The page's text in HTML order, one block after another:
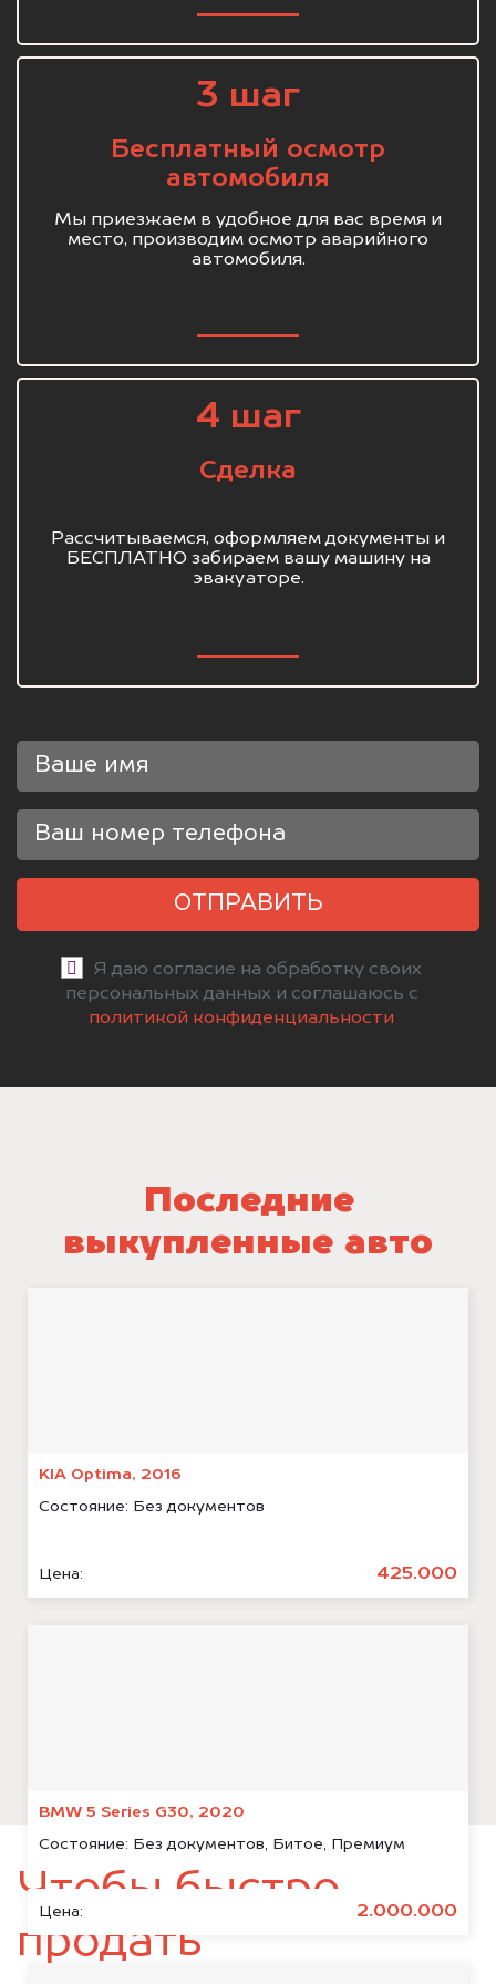
3 шаг
Бесплатный осмотр
автомобиля
Мы приезжаем в удобное для вас время и
место, производим осмотр аварийного
автомобиля.
4 шаг
Сделка
Рассчитываемся, оформляем документы и
БЕСПЛАТНО забираем вашу машину на
эвакуаторе.
ОТПРАВИТЬ
Я даю согласие на обработку своих
персональных данных и соглашаюсь с
политикой конфиденциальности
Последние
выкупленные авто
KIA Optima, 2016
Состояние: Без документов
Цена: 425.000
BMW 5 Series G30, 2020
Состояние: Без документов, Битое, Премиум
Цена: 2.000.000
Чтобы быстро
продать